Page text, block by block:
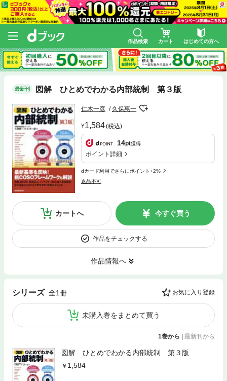
作品検索 カート はじめての方へ
最新刊 図解 ひとめでわかる内部統制 第３版
仁木一彦 久保惠一
1,584(税込)
14pt獲得
ポイント詳細
dカード利用でさらにポイント+2%
返品不可
カートへ 今すぐ買う
作品をチェックする
作品情報へ
シリーズ 全1冊 お気に入り登録
未購入巻をまとめて買う
1巻から 最新刊から
図解 ひとめでわかる内部統制 第３版
1,584